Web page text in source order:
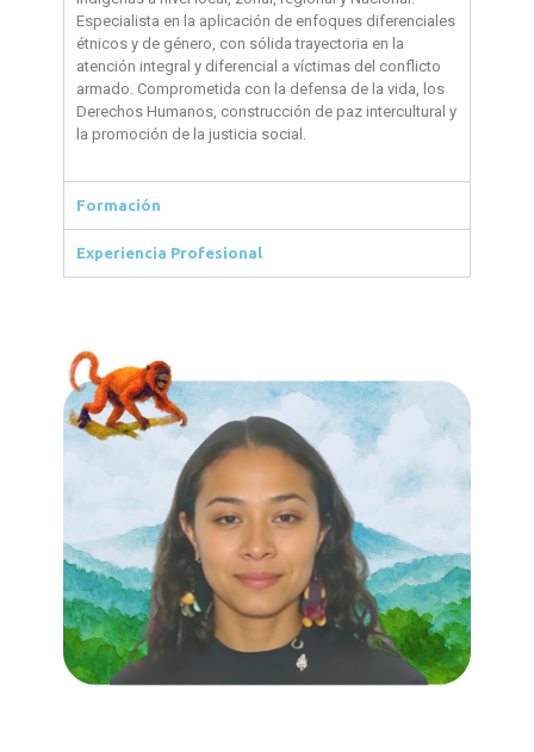
Especialista en la aplicación de enfoques diferenciales
étnicos y de género, con sólida trayectoria en la
atención integral y diferencial a víctimas del conflicto
armado. Comprometida con la defensa de la vida, los
Derechos Humanos, construcción de paz intercultural y
la promoción de la justicia social.
Formación
Experiencia Profesional